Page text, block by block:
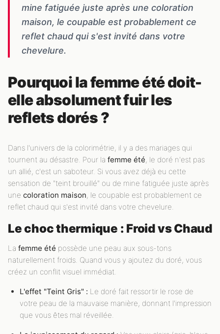
mine fatiguée juste après une coloration
maison, le coupable est probablement ce
reflet chaud qui s'est invité dans votre
chevelure.
Pourquoi la femme été doit-
elle absolument fuir les
reflets dorés ?
Dans l'univers de la colorimétrie, il y a des mariages qui
tournent au désastre. Pour la femme été, le doré n'est pas
un allié, c'est un saboteur. Si vous avez déjà eu cette
sensation de "teint brouillé" ou de mine fatiguée juste après
une coloration maison, le coupable est probablement ce
reflet chaud qui s'est invité dans votre chevelure.
Le choc thermique : Froid vs Chaud
La femme été possède une peau aux sous-tons
naturellement froids. Quand vous y ajoutez du doré, vous
créez un conflit visuel immédiat.
L'effet "Teint Gris" : Le doré fait ressortir le rose de
votre peau de la mauvaise manière, donnant l'impression
que vous êtes mal réveillée.